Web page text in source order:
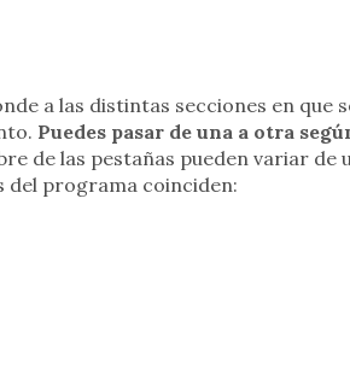
a las distintas secciones en que
Puedes pasar de una a otra
de las pestañas pueden variar de
del programa coinciden: